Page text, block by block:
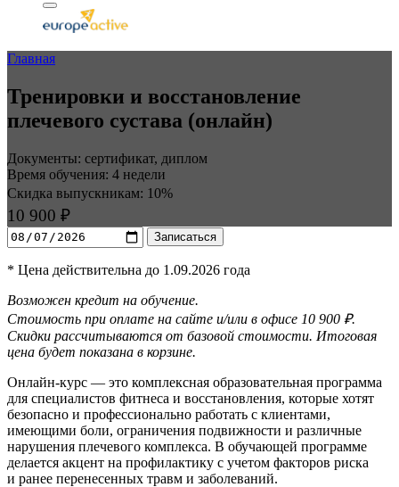
Главная
Тренировки и восстанов­ление
плечевого сустава (онлайн)
Документы: сертификат, диплом
Время обучения: 4 недели
Скидка выпускникам: 10%
10 900 ₽
Записаться
* Цена действительна до 1.09.2026 года
Возможен кредит на обучение.
Стоимость при оплате на сайте и/или в офисе 10 900 ₽.
Скидки рассчитываются от базовой стоимости. Итоговая
цена будет показана в корзине.
Онлайн-курс — это комплексная образова­тельная программа
для специалистов фитнеса и восстанов­ления, которые хотят
безопасно и профессионально работать с клиентами,
имеющими боли, ограничения подвижности и различные
нарушения плечевого комплекса. В обучающей программе
делается акцент на профилак­тику с учетом факторов риска
и ранее перенесенных травм и заболева­ний.